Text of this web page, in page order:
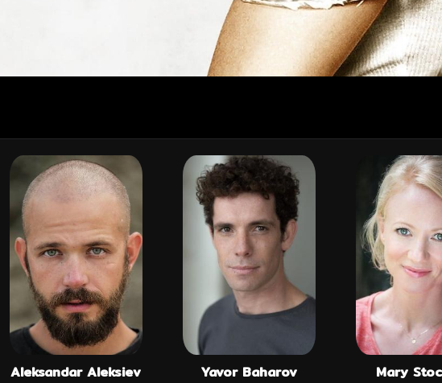
Aleksandar Aleksiev Yavor Baharov Mary
คุณดูฟรีได้อีก 30 วินาที
หลังจากนี้จะไปหน้าสมัครสมาชิก